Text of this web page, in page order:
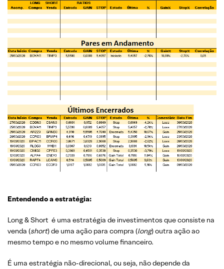
Entendendo a estratégia:
Long & Short é uma estratégia de investimentos que consiste na
venda (short) de uma ação para compra (long) outra ação ao
mesmo tempo e no mesmo volume financeiro.
É uma estratégia não-direcional, ou seja, não depende da